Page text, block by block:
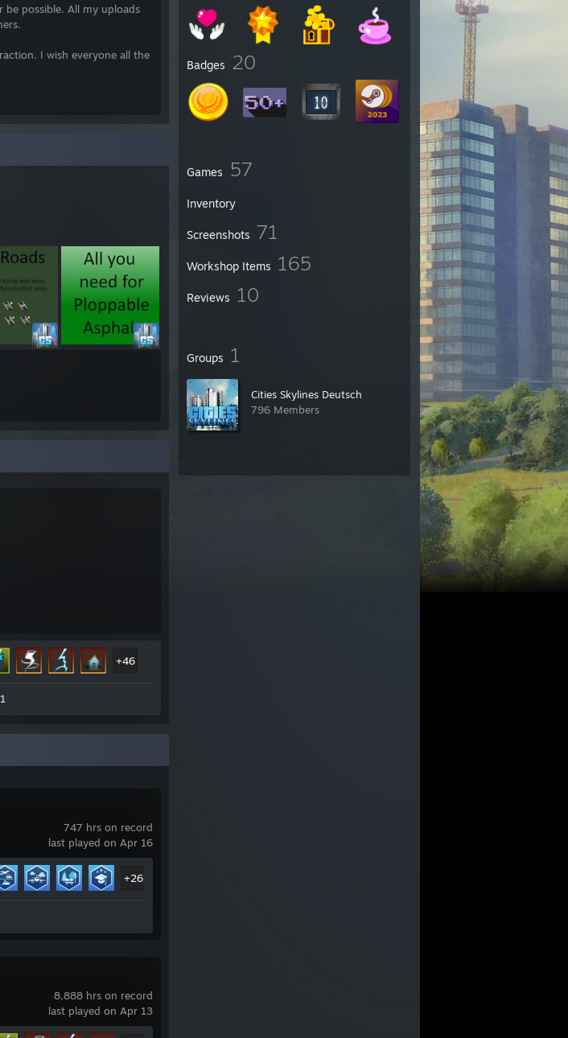
TBN' combiniert
nicht so ganz los.
Badges 20
Games 57
Inventory
Screenshots 71
Workshop Items 165
Reviews 10
Groups 1
Cities Skylines Deutsch
796 Members
possible. All my uploads
I wish everyone all the
+46
747 hrs on record
last played on Apr 16
+26
8,888 hrs on record
last played on Apr 13